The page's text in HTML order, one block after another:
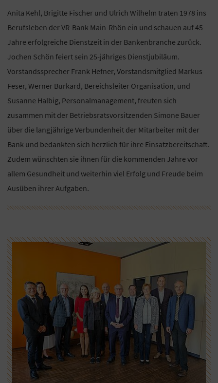
Anita Kehl, Brigitte Fischer und Ulrich Wilhelm traten 1978 ins
Berufsleben der VR-Bank Main-Rhön ein und schauen auf 45
Jahre erfolgreiche Dienstzeit in der Bankenbranche zurück.
Jochen Schön feiert sein 25-jähriges Dienstjubiläum.
Vorstandssprecher Frank Hefner, Vorstandsmitglied Markus
Feser, Werner Burkard, Bereichsleiter Organisation, und
Susanne Halbig, Personalmanagement, freuten sich
zusammen mit der Betriebsratsvorsitzenden Simone Bauer
über die langjährige Verbundenheit der Mitarbeiter mit der
Bank und bedankten sich herzlich für ihre Einsatzbereitschaft.
Zudem wünschten sie ihnen für die kommenden Jahre vor
allem Gesundheit und weiterhin viel Erfolg und Freude beim
Ausüben ihrer Aufgaben.